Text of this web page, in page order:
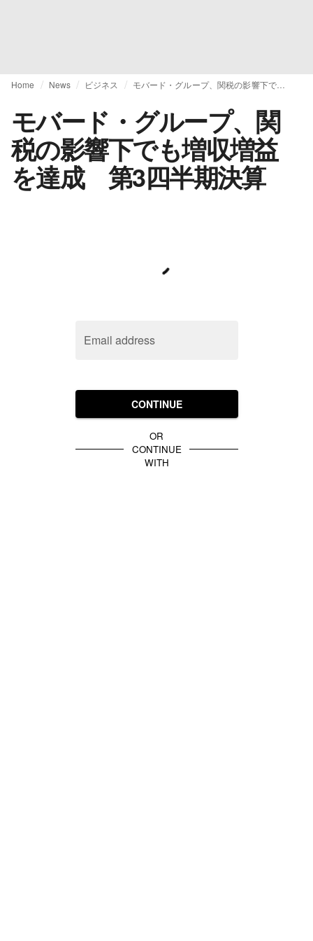
Home News ビジネス モバード・グループ、関税の影響下でも増収増益を達成 第3四半期決算
モバード・グループ、関
税の影響下でも増収増益
を達成 第3四半期決算
Email address
CONTINUE
OR
CONTINUE
WITH